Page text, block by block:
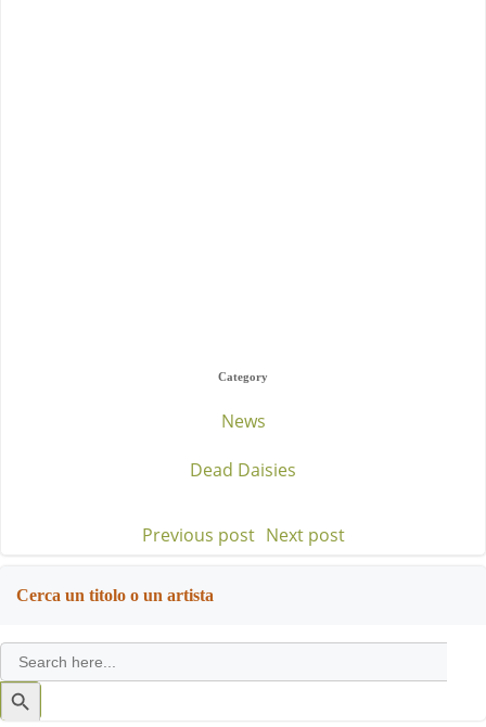
Category
News
Dead Daisies
Post
navigation
Previous post Post
Next post
Cerca un titolo o un artista
Search
for:
Search
Button